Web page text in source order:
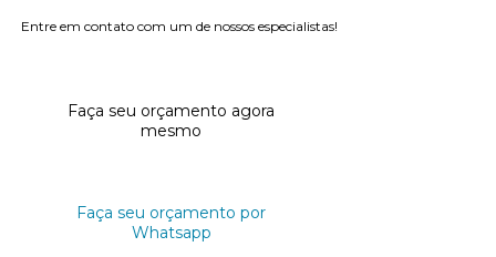
Entre em contato com um de nossos especialistas!
Faça seu orçamento agora
mesmo
Faça seu orçamento por
Whatsapp